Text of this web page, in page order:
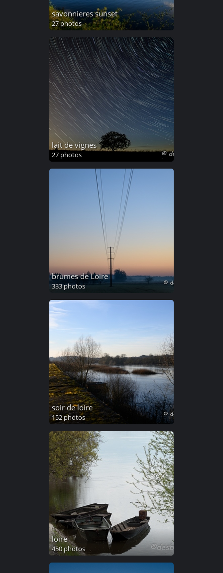
savonnieres sunset
27 photos
lait de vignes
27 photos
brumes de Loire
333 photos
soir de loire
152 photos
loire
450 photos